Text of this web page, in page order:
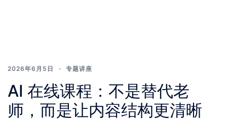
2026年6月5日 专题讲座
AI 在线课程：不是替代老
师，而是让内容结构更清晰